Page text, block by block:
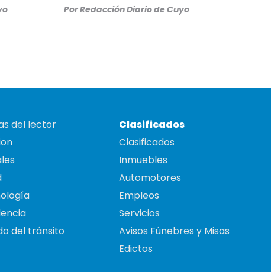
PorRedacción Diario de Cuyo
del lector
del tránsito
Clasificados
Clasificados
Inmuebles
Automotores
Empleos
Servicios
Avisos Fúnebres y Misas
Edictos